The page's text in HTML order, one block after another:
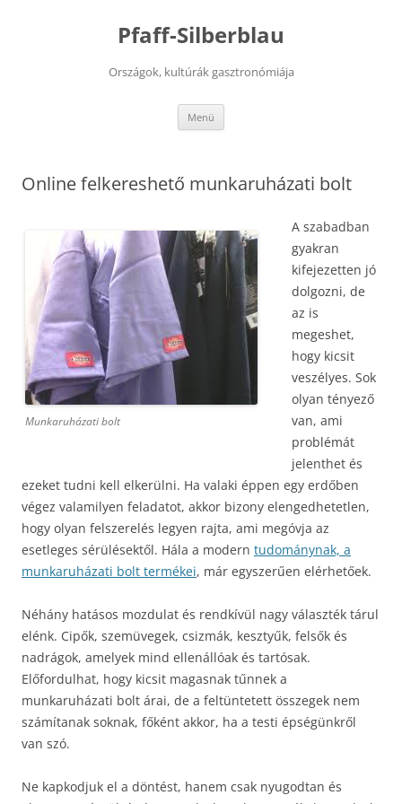
Pfaff-Silberblau
Országok, kultúrák gasztronómiája
Menü
Online felkereshető munkaruházati bolt
Munkaruházati bolt
A szabadban
gyakran
kifejezetten jó
dolgozni, de
az is
megeshet,
hogy kicsit
veszélyes. Sok
olyan tényező
van, ami
problémát
jelenthet és
ezeket tudni kell elkerülni. Ha valaki éppen egy erdőben
végez valamilyen feladatot, akkor bizony elengedhetetlen,
hogy olyan felszerelés legyen rajta, ami megóvja az
esetleges sérülésektől. Hála a modern tudománynak, a
munkaruházati bolt termékei, már egyszerűen elérhetőek.
Néhány hatásos mozdulat és rendkívül nagy választék tárul
elénk. Cipők, szemüvegek, csizmák, kesztyűk, felsők és
nadrágok, amelyek mind ellenállóak és tartósak.
Előfordulhat, hogy kicsit magasnak tűnnek a
munkaruházati bolt árai, de a feltüntetett összegek nem
számítanak soknak, főként akkor, ha a testi épségünkről
van szó.
Ne kapkodjuk el a döntést, hanem csak nyugodtan és